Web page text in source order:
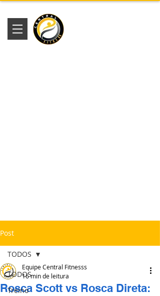
Post
TODOS
Treino
TODOS
Rosca Scott vs Rosca Direta:
Equipe Central Fitnesss
16 min de leitura